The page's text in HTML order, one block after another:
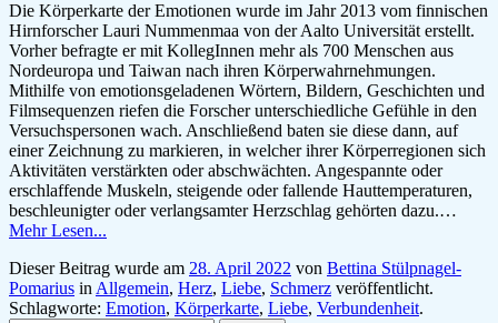
Die Körperkarte der Emotionen wurde im Jahr 2013 vom finnischen
Hirnforscher Lauri Nummenmaa von der Aalto Universität erstellt.
Vorher befragte er mit KollegInnen mehr als 700 Menschen aus
Nordeuropa und Taiwan nach ihren Körperwahrnehmungen.
Mithilfe von emotionsgeladenen Wörtern, Bildern, Geschichten und
Filmsequenzen riefen die Forscher unterschiedliche Gefühle in den
Versuchspersonen wach. Anschließend baten sie diese dann, auf
einer Zeichnung zu markieren, in welcher ihrer Körperregionen sich
Aktivitäten verstärkten oder abschwächten. Angespannte oder
erschlaffende Muskeln, steigende oder fallende Hauttemperaturen,
beschleunigter oder verlangsamter Herzschlag gehörten dazu.…
Mehr Lesen...
Dieser Beitrag wurde am 28. April 2022 von Bettina Stülpnagel-
Pomarius in Allgemein, Herz, Liebe, Schmerz veröffentlicht.
Schlagworte: Emotion, Körperkarte, Liebe, Verbundenheit.